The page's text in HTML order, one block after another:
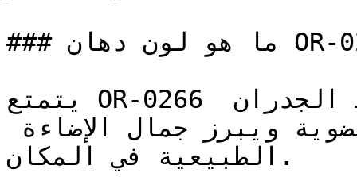
### ما هو لون دهان OR-0266 بالتحديد؟
يتمتع OR-0266 بطابع رملي طبيعي يربط الجدران
الطبيعية في المكان.